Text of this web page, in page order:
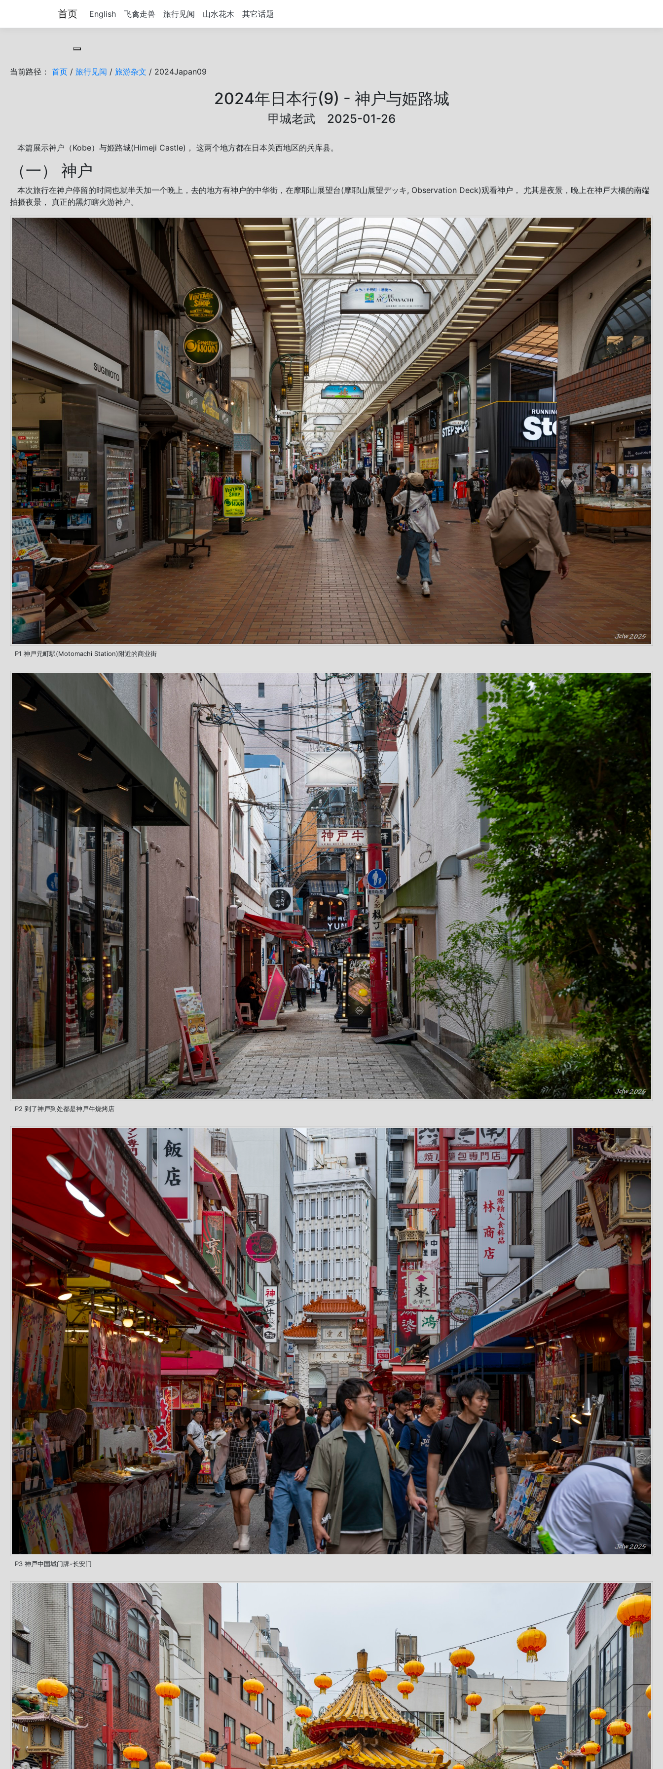
首页 English 飞禽走兽 旅行见闻 山水花木 其它话题
当前路径： 首页 / 旅行见闻 / 旅游杂文 / 2024Japan09
2024年日本行(9) - 神户与姫路城
甲城老武 2025-01-26
本篇展示神户（Kobe）与姫路城(Himeji Castle)， 这两个地方都在日本关西地区的兵库县。
（一） 神户
本次旅行在神户停留的时间也就半天加一个晚上，去的地方有神户的中华街，在摩耶山展望台(摩耶山展望デッキ, Observation Deck)观看神户， 尤其是夜景，晚上在神戸大橋的南端
拍摄夜景， 真正的黑灯瞎火游神户。
P1 神戸元町駅(Motomachi Station)附近的商业街
P2 到了神戸到处都是神戸牛烧烤店
P3 神戸中国城门牌-长安门